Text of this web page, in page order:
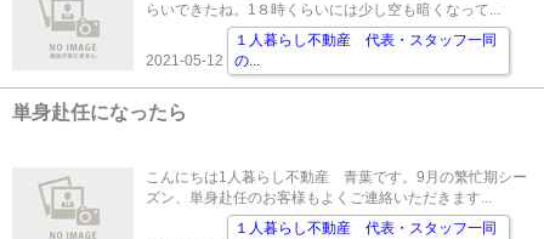
らいできたね。1８時くらいには少し空も暗くなって...
2021-05-12
１人暮らし不動産 代表・スタッフ一同
の...
単身赴任になったら
こんにちは1人暮らし不動産 青葉です。9月の繁忙期シー
ズン、単身赴任のお客様もよくご連絡いただきます...
１人暮らし不動産 代表・スタッフ一同